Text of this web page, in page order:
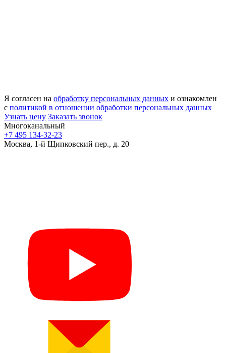
Я согласен на обработку персональных данных и ознакомлен
с политикой в отношении обработки персональных данных
Узнать цену Заказать звонок
Многоканальный
+7 495 134-32-23
Москва, 1-й Щипковский пер., д. 20